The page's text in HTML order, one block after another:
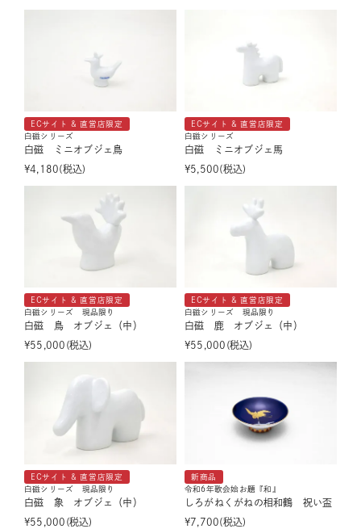
ECサイト & 直営店限定
白磁シリーズ
白磁 ミニオブジェ鳥
¥4,180 税込
ECサイト & 直営店限定
白磁シリーズ
白磁 ミニオブジェ馬
¥5,500 税込
ECサイト & 直営店限定
白磁シリーズ 現品限り
白磁 鳥 オブジェ（中）
¥55,000 税込
ECサイト & 直営店限定
白磁シリーズ 現品限り
白磁 鹿 オブジェ（中）
¥55,000 税込
ECサイト & 直営店限定
白磁シリーズ 現品限り
白磁 象 オブジェ（中）
¥55,000 税込
新商品
令和6年歌会始お題『和』
しろがねくがねの相和鶴 祝い盃
¥7,700 税込